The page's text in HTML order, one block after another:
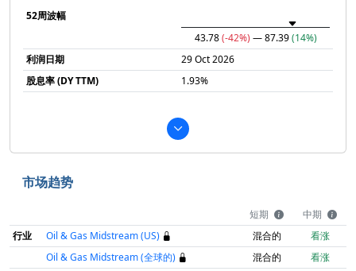
52周波幅
43.78(-42%) — 87.39(14%)
利润日期
29 Oct 2026
股息率 (DY TTM)
1.93%
市场趋势
短期
中期
行业
Oil & Gas Midstream (US) 混合的
看涨
Oil & Gas Midstream (全球的)
混合的
看涨